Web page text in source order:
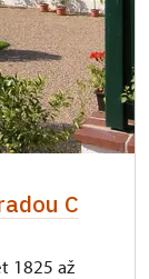
C
1825 až